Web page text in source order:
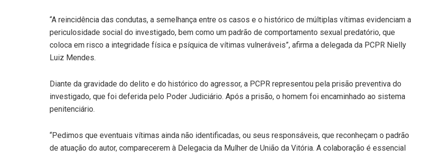
“A reincidência das condutas, a semelhança entre os casos e o histórico de múltiplas vítimas evidenciam a
periculosidade social do investigado, bem como um padrão de comportamento sexual predatório, que
coloca em risco a integridade física e psíquica de vítimas vulneráveis”, afirma a delegada da PCPR Nielly
Luiz Mendes.
Diante da gravidade do delito e do histórico do agressor, a PCPR representou pela prisão preventiva do
investigado, que foi deferida pelo Poder Judiciário. Após a prisão, o homem foi encaminhado ao sistema
penitenciário.
“Pedimos que eventuais vítimas ainda não identificadas, ou seus responsáveis, que reconheçam o padrão
de atuação do autor, comparecerem à Delegacia da Mulher de União da Vitória. A colaboração é essencial